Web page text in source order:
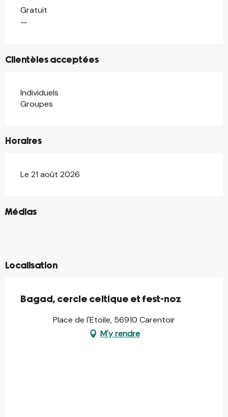
Gratuit
—
Clientèles acceptées
Individuels
Groupes
Horaires
Le 21 août 2026
Médias
©
©
Localisation
Bagad, cercle celtique et fest-noz
Place de l'Etoile, 56910 Carentoir
M'y rendre